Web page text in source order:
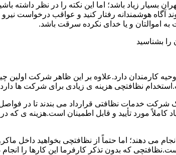
بسیار زیاد باشد؛ اما این نکته را در نظر داشته
آگاه هوشمندانه رفتار کنید و عواقب درخواست
به اموالتان و یا خدای نکرده سرقت باشد.
بشناسید
کارمندان دارد.علاوه بر این ظاهر شرکت
نظافتچی هزینه ی زیادی برای شرکت ها
شرکت خدمات نظافتی قرارداد می بندند تا در
کاملاً مورد تأیید و قابل اطمینان
می دهند؛ اما حتماً از نظافتچی بخواهید داخل
که بدون تذکر کارفرما این کارها را